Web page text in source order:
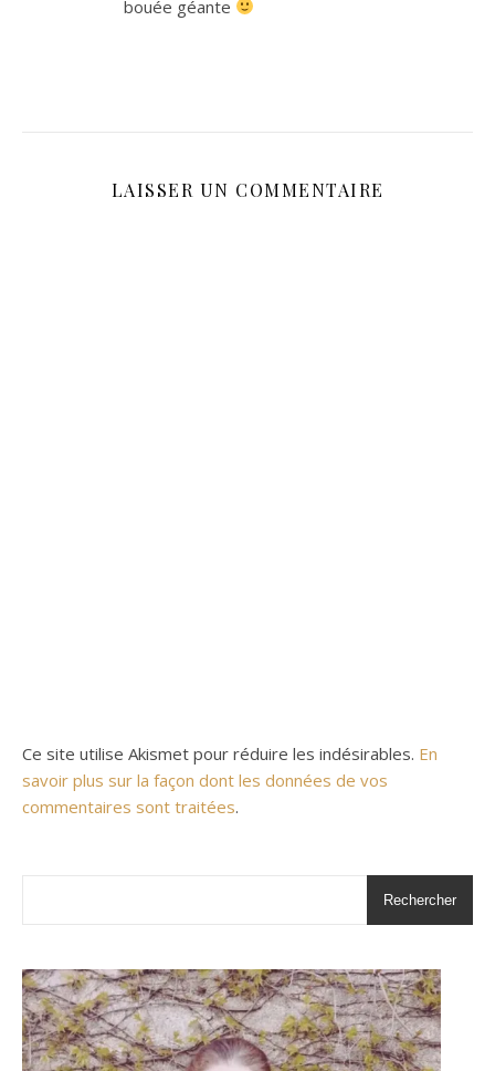
bouée géante
LAISSER UN COMMENTAIRE
Ce site utilise Akismet pour réduire les indésirables. En
savoir plus sur la façon dont les données de vos
commentaires sont traitées.
Rechercher